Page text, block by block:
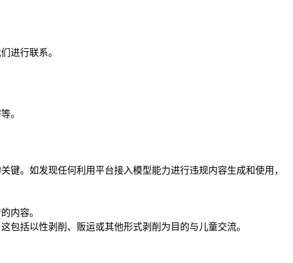
进行联系。
。
。如发现任何利用平台接入模型能力进行违规内容生成和使用，
内容。
包括以性剥削、贩运或其他形式剥削为目的与儿童交流。